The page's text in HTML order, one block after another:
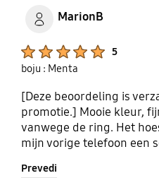
MarionB
5
boju : Menta
[Deze beoordeling is
promotie.] Mooie kleur,
vanwege de ring. Het
mijn vorige telefoon een
Prevedi